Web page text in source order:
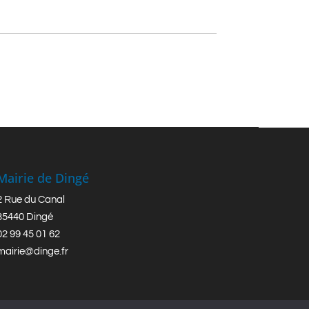
de Dingé
Rue du Canal
Dingé
99 45 01 62